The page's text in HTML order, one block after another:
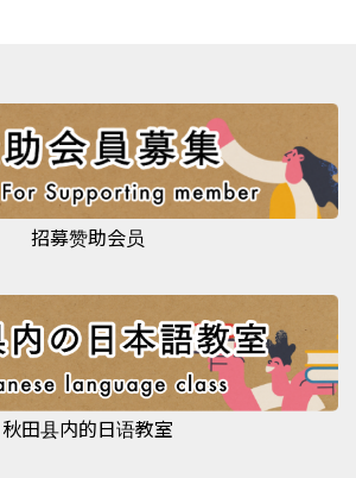
招募赞助会员
秋田县内的日语教室